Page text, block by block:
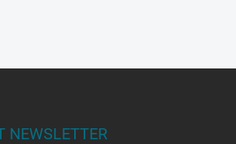
NEWSLETTER